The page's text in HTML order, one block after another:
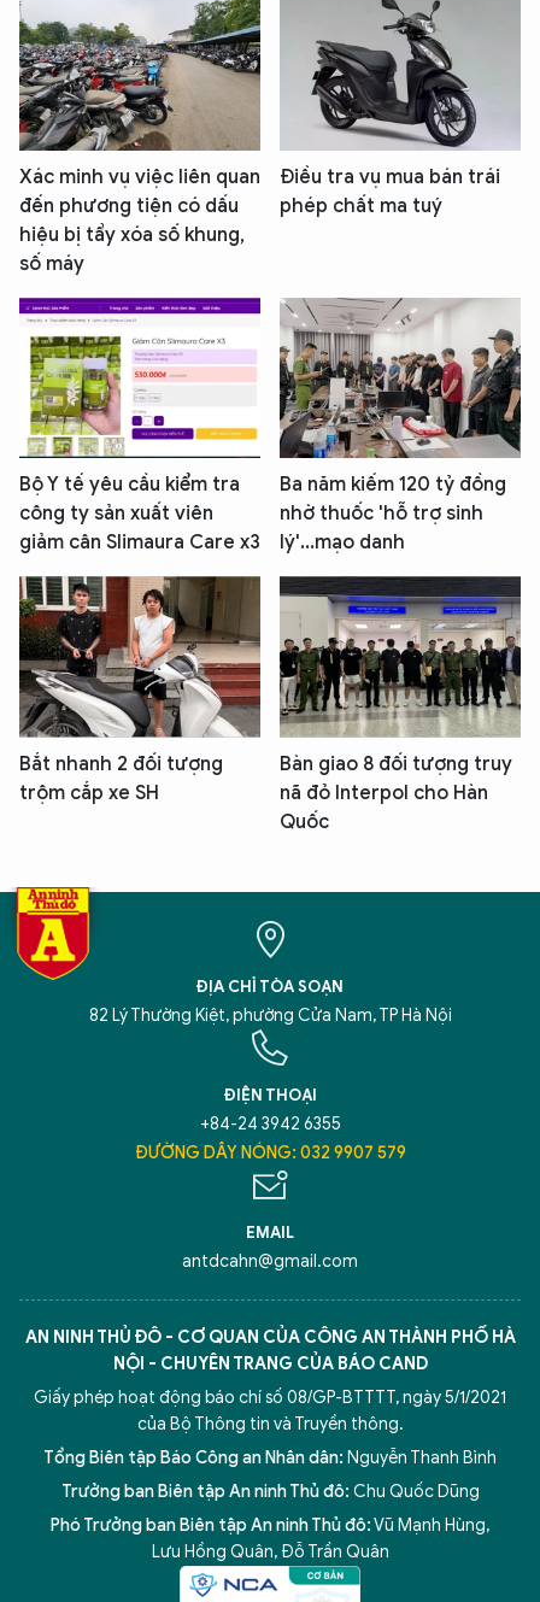
Xác minh vụ việc liên quan
đến phương tiện có dấu
hiệu bị tẩy xóa số khung,
số máy
Điều tra vụ mua bán trái
phép chất ma tuý
Bộ Y tế yêu cầu kiểm tra
công ty sản xuất viên
giảm cân Slimaura Care x3
Ba năm kiếm 120 tỷ đồng
nhờ thuốc 'hỗ trợ sinh
lý'...mạo danh
Bắt nhanh 2 đối tượng
trộm cắp xe SH
Bàn giao 8 đối tượng truy
nã đỏ Interpol cho Hàn
Quốc
ĐỊA CHỈ TÒA SOẠN
82 Lý Thường Kiệt, phường Cửa Nam, TP Hà Nội
ĐIỆN THOẠI
+84-24 3942 6355
ĐƯỜNG DÂY NÓNG: 032 9907 579
EMAIL
antdcahn@gmail.com
AN NINH THỦ ĐÔ - CƠ QUAN CỦA CÔNG AN THÀNH PHỐ HÀ
NỘI - CHUYÊN TRANG CỦA BÁO CAND
Giấy phép hoạt động báo chí số 08/GP-BTTTT, ngày 5/1/2021
của Bộ Thông tin và Truyền thông.
Tổng Biên tập Báo Công an Nhân dân: Nguyễn Thanh Bình
Trưởng ban Biên tập An ninh Thủ đô: Chu Quốc Dũng
Phó Trưởng ban Biên tập An ninh Thủ đô:Vũ Mạnh Hùng,
Lưu Hồng Quân, Đỗ Trần Quân